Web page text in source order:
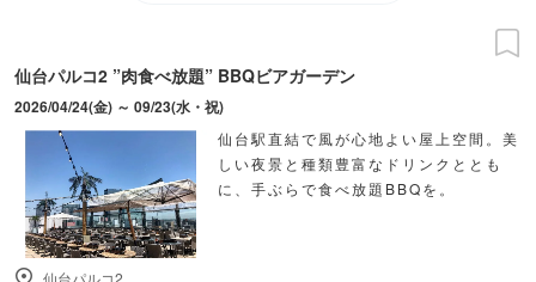
仙台パルコ2 ”肉食べ放題” BBQビアガーデン
2026/04/24(金) ～ 09/23(水・祝)
仙台駅直結で風が心地よい屋上空間。美
しい夜景と種類豊富なドリンクととも
に、手ぶらで食べ放題BBQを。